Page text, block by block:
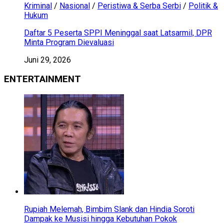
Kriminal / Nasional / Peristiwa & Serba Serbi / Politik &
Hukum
Daftar 5 Peserta SPPI Meninggal saat Latsarmil, DPR
Minta Program Dievaluasi
Juni 29, 2026
ENTERTAINMENT
Rupiah Melemah, Bimbim Slank dan Hindia Soroti
Dampak ke Musisi hingga Kebutuhan Pokok